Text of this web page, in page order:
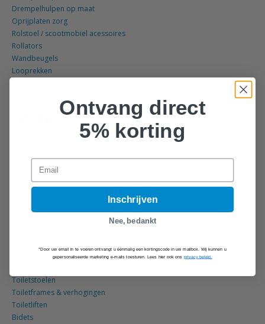
Drempelhulpen op maat
Oprijplaten zorg
Rolstoel / scootmobiel acessoires
Rollators
Wandbeugels
Looprekken
Sta-op lift
Werkbladliften
Badliften
BADKAMER & TOILET
Toiletstoelen
Toiletframes & verhogingen
Toiletliften
Bidets
Ontvang direct
5% korting
Email
Inschrijven
Nee, bedankt
*Door uw email in te voeren ontvangt u éénmalig een kortingscode in uw mailbox. Wij kunnen u
gepersonaliseerde marketing e-mails toesturen. Lees hier ook ons privacy beleid.